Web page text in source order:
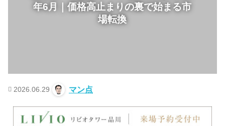
年6月｜価格高止まりの裏で始まる市
場転換
2026.06.29 マン点